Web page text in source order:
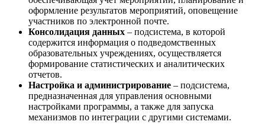
оформление результатов мероприятий, оповещение
участников по электронной почте.
Консолидация данных – подсистема, в которой
содержится информация о подведомственных
образовательных учреждениях, осуществляется
формирование статистических и аналитических
отчетов.
Настройка и администрирование – подсистема,
предназначенная для управления основными
настройками программы, а также для запуска
механизмов по интеграции с другими системами.